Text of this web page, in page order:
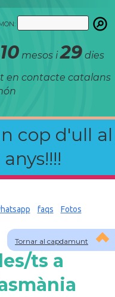
10 mesos i29 dies
en contacte catalans
cop d'ull al
Tornar al capdamunt
faqs Fotos
ts a